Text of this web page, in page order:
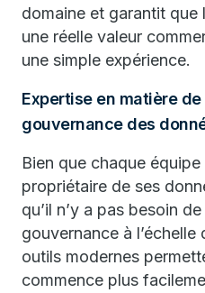
domaine et garantit que
une réelle valeur
une simple expérience.
Expertise en matière
gouvernance des
Bien que chaque
propriétaire de ses
qu’il n’y a pas besoin
gouvernance à l’échelle
outils modernes
commence plus